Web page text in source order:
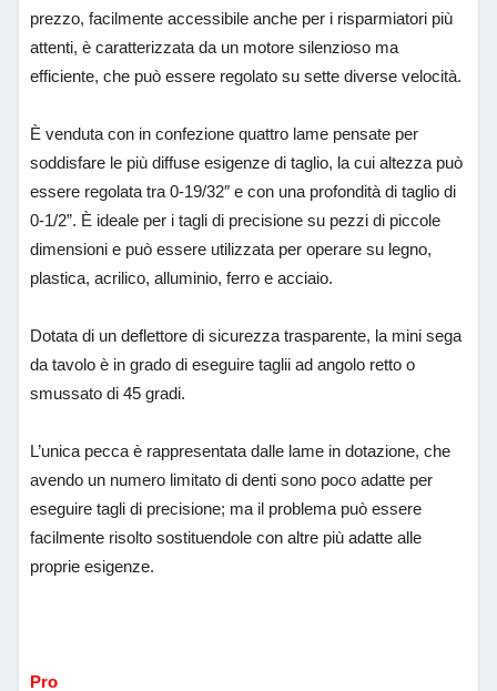
prezzo, facilmente accessibile anche per i risparmiatori più
attenti, è caratterizzata da un motore silenzioso ma
efficiente, che può essere regolato su sette diverse velocità.
È venduta con in confezione quattro lame pensate per
soddisfare le più diffuse esigenze di taglio, la cui altezza può
essere regolata tra0-19/32″ e con una profondità di taglio di
0-1/2”. È ideale per i tagli di precisione su pezzi di piccole
dimensioni e può essere utilizzata per operare su legno,
plastica, acrilico, alluminio, ferro e acciaio.
Dotata di un deflettore di sicurezza trasparente, la mini sega
da tavolo è in grado di eseguire taglii ad angolo retto o
smussato di 45 gradi.
L’unica pecca è rappresentata dalle lame in dotazione, che
avendo un numero limitato di denti sono poco adatte per
eseguire tagli di precisione; ma il problema può essere
facilmente risolto sostituendole con altre più adatte alle
proprie esigenze.
Pro